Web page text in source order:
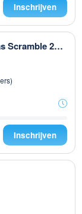
Inschrijven
Burg Golf Trophy 2026 Texas Scramble 2er Teams 9 Loch
Inschrijven